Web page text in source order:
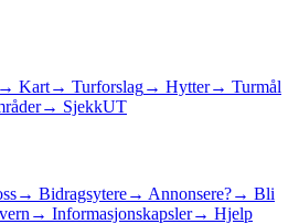
Kart→ Turforslag→ Hytter→ Turmål
→ SjekkUT
→ Bidragsytere→ Annonsere?→ Bli
→ Informasjonskapsler→ Hjelp